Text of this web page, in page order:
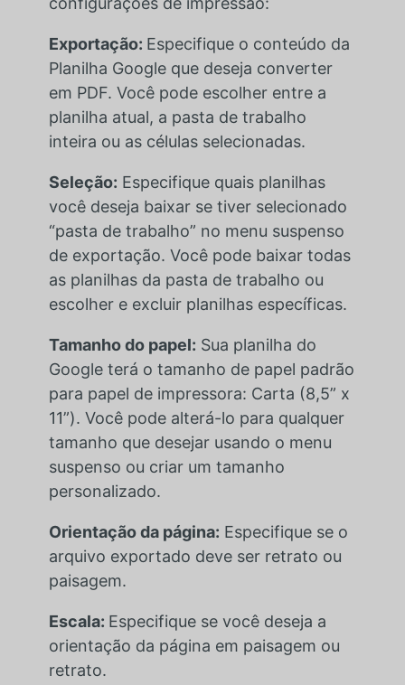
Exportação: Especifique o conteúdo da
Planilha Google que deseja converter
em PDF. Você pode escolher entre a
planilha atual, a pasta de trabalho
inteira ou as células selecionadas.
Seleção: Especifique quais planilhas
você deseja baixar se tiver selecionado
“pasta de trabalho” no menu suspenso
de exportação. Você pode baixar todas
as planilhas da pasta de trabalho ou
escolher e excluir planilhas específicas.
Tamanho do papel: Sua planilha do
Google terá o tamanho de papel padrão
para papel de impressora: Carta (8,5” x
11”). Você pode alterá-lo para qualquer
tamanho que desejar usando o menu
suspenso ou criar um tamanho
personalizado.
Orientação da página: Especifique se o
arquivo exportado deve ser retrato ou
paisagem.
Escala: Especifique se você deseja a
orientação da página em paisagem ou
retrato.